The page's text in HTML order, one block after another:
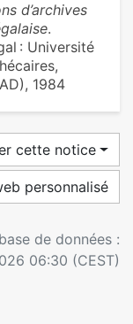
d’archives
.
: Université
1984
cette notice
personnalisé
de données :
06:30 (CEST)